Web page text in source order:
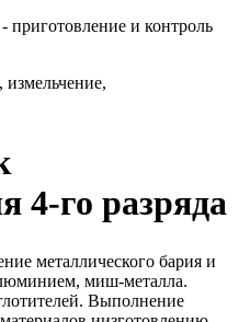
приготовление и контроль
4-го разряда
металлического бария и
миш-металла.
Выполнение